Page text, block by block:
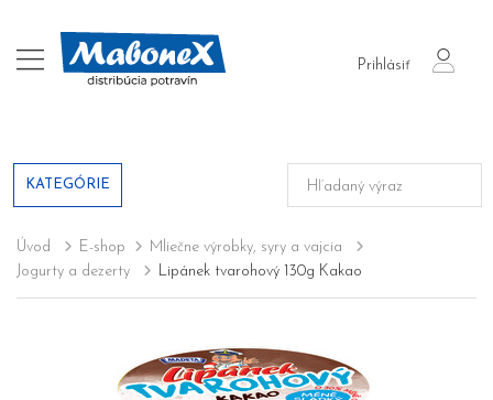
Prihlásiť
login
KATEGÓRIE
Úvod E-shop
Mliečne výrobky, syry a vajcia
Jogurty a dezerty
Lipánek tvarohový 130g Kakao